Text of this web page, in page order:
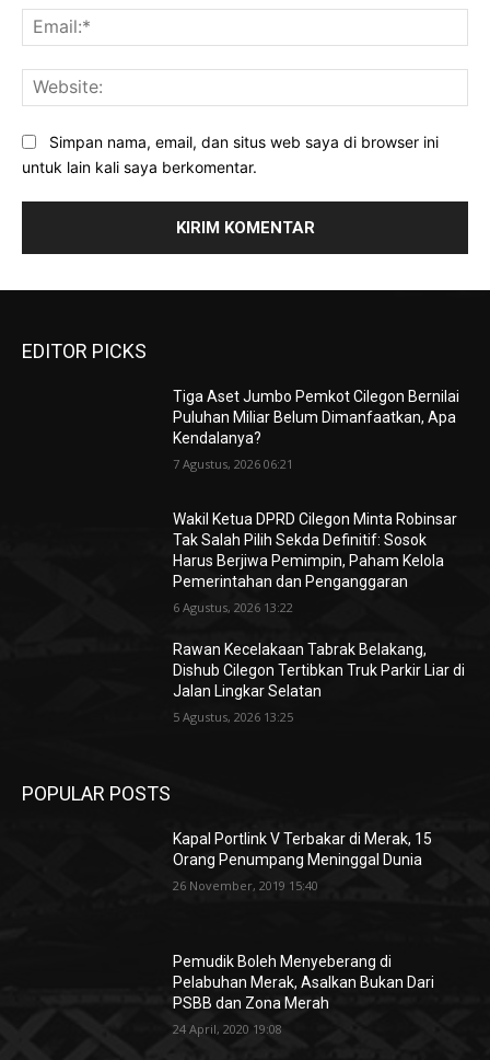
Simpan nama, email, dan situs web saya di browser ini
untuk lain kali saya berkomentar.
EDITOR PICKS
Tiga Aset Jumbo Pemkot Cilegon Bernilai
Puluhan Miliar Belum Dimanfaatkan, Apa
Kendalanya?
7 Agustus, 2026 06:21
Wakil Ketua DPRD Cilegon Minta Robinsar
Tak Salah Pilih Sekda Definitif: Sosok
Harus Berjiwa Pemimpin, Paham Kelola
Pemerintahan dan Penganggaran
6 Agustus, 2026 13:22
Rawan Kecelakaan Tabrak Belakang,
Dishub Cilegon Tertibkan Truk Parkir Liar di
Jalan Lingkar Selatan
5 Agustus, 2026 13:25
POPULAR POSTS
Kapal Portlink V Terbakar di Merak, 15
Orang Penumpang Meninggal Dunia
26 November, 2019 15:40
Pemudik Boleh Menyeberang di
Pelabuhan Merak, Asalkan Bukan Dari
PSBB dan Zona Merah
24 April, 2020 19:08